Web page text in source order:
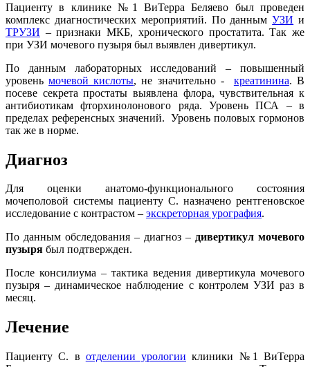
Пациенту в клинике №1 ВиТерра Беляево был проведен
комплекс диагностических мероприятий. По даннымУЗИ и
ТРУЗИ – признаки МКБ, хронического простатита. Так же
при УЗИ мочевого пузыря был выявлен дивертикул.
По данным лабораторных исследований – повышенный
уровеньмочевой кислоты, не значительно - креатинина. В
посеве секрета простаты выявлена флора, чувствительная к
антибиотикам фторхинолонового ряда. Уровень ПСА – в
пределах референсных значений. Уровень половых гормонов
так же в норме.
Диагноз
Для оценки анатомо-функционального состояния
мочеполовой системы пациенту С. назначено рентгеновское
исследование с контрастом – экскреторная урография.
По данным обследования – диагноз – дивертикул мочевого
пузыря был подтвержден.
После консилиума – тактика ведения дивертикула мочевого
пузыря – динамическое наблюдение с контролем УЗИ раз в
месяц.
Лечение
Пациенту С. в отделении урологии клиники №1 ВиТерра